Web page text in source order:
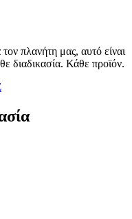
πλανήτη μας, αυτό είναι
διαδικασία. Κάθε προϊόν.